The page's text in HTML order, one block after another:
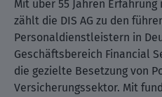
Mit über 55 Jahren
zählt die DIS AG zu den
Personaldienstleistern in
Geschäftsbereich Financial
die gezielte Besetzung von
Versicherungssektor. Mit